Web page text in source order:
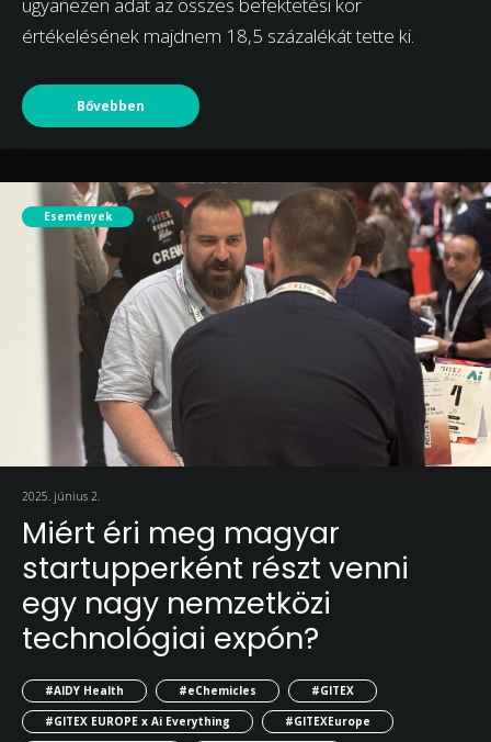
értékelésének majdnem 18,5 százalékát tette ki.
Bővebben
Események
2025. június 2.
Miért éri meg magyar
startupperként részt venni
egy nagy nemzetközi
technológiai expón?
#AIDY Health #eChemicles
#GITEX
#GITEX EUROPE x Ai Everything
#GITEXEurope